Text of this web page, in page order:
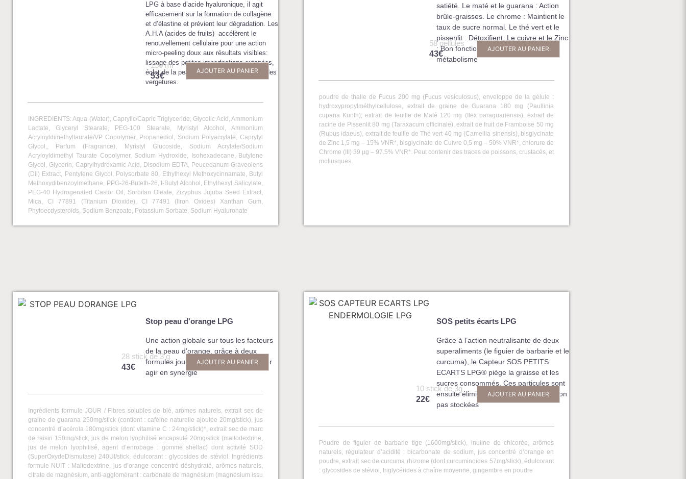
LPG à base d’acide hyaluronique, il agit
efficacement sur la formation de collagène
et d’élastine et prévient leur dégradation. Les
A.H.A (acides de fruits) accélèrent le
renouvellement cellulaire pour une action
micro-peeling doux aux résultats visibles:
lissage des petites imperfections cutanées,
éclat de la peau, prévention et réduction des
vergetures.
150 ml
53€
AJOUTER AU PANIER
INGREDIENTS: Aqua (Water), Caprylic/Capric Triglyceride, Glycolic Acid, Ammonium
Lactate, Glyceryl Stearate, PEG-100 Stearate, Myristyl Alcohol, Ammonium
Acryloyldimethyltaurate/VP Copolymer, Propanediol, Sodium Polyacrylate, Caprylyl
Glycol,, Parfum (Fragrance), Myristyl Glucoside, Sodium Acrylate/Sodium
Acryloyldimethyl Taurate Copolymer, Sodium Hydroxide, Isohexadecane, Butylene
Glycol, Glycerin, Caprylhydroxamic Acid, Disodium EDTA, Peucedanum Graveolens
(Dil) Extract, Pentylene Glycol, Polysorbate 80, Ethylhexyl Methoxycinnamate, Butyl
Methoxydibenzoylmethane, PPG-26-Buteth-26, t-Butyl Alcohol, Ethylhexyl Salicylate,
PEG-40 Hydrogenated Castor Oil, Sorbitan Oleate, Zizyphus Jujuba Seed Extract,
Mica, CI 77891 (Titanium Dioxide), CI 77491 (lIron Oxides) Xanthan Gum,
Phytoecdysteroids, Sodium Benzoate, Potassium Sorbate, Sodium Hyaluronate
satiété. Le maté et le guarana : Action
brûle-graisses. Le chrome : Maintient le
taux de sucre normal. Le thé vert et le
pissenlit : Détoxifient. Le cuivre et le Zinc
: Bon fonctionnement de notre
métabolisme
58 gellules
43€
AJOUTER AU PANIER
poudre de thalle de Fucus 200 mg (Fucus vesiculosus), enveloppe de la gélule :
hydroxypropylméthylcellulose, extrait de graine de Guarana 180 mg (Paullinia
cupana Kunth); extrait de feuille de Maté 120 mg (Ilex paraguariensis), extrait de
racine de Pissenlit 80 mg (Taraxacum officinale), extrait de fruit de Framboise 50 mg
(Rubus idaeus), extrait de feuille de Thé vert 40 mg (Camellia sinensis), bisglycinate
de Zinc 1,5 mg – 15% VNR*, bisglycinate de Cuivre 0,5 mg – 50% VNR*, chlorure de
Chrome (III) 39 µg – 97.5% VNR*. Peut contenir des traces de poissons, crustacés, et
mollusques.
Stop peau d'orange LPG
Une action globale sur tous les facteurs
de la peau d’orange, grâce à deux
formules jour et nuit, développées pour
agir en synergie
28 stick de 3 g
43€
AJOUTER AU PANIER
Ingrédients formule JOUR / Fibres solubles de blé, arômes naturels, extrait sec de
graine de guarana 250mg/stick (contient : caféine naturelle ajoutée 20mg/stick), jus
concentré d’acérola 180mg/stick (dont vitamine C : 24mg/stick)*, extrait sec de marc
de raisin 150mg/stick, jus de melon lyophilisé encapsulé 20mg/stick (maltodextrine,
jus de melon lyophilisé, agent d’enrobage : gomme shellac) dont activité SOD
(SuperOxydeDismutase) 240UI/stick, édulcorant : glycosides de stéviol. Ingrédients
formule NUIT : Maltodextrine, jus d’orange concentré déshydraté, arômes naturels,
citrate de magnésium, anti-agglomérant : carbonate de magnésium (magnésium issu
SOS petits écarts LPG
Grâce à l’action neutralisante de deux
superaliments (le figuier de barbarie et le
curcuma), le Capteur SOS PETITS
ECARTS LPG® piège la graisse et les
sucres consommés. Ces particules sont
ensuite éliminées par l’organisme et non
pas stockées
10 stick de 3g
22€
AJOUTER AU PANIER
Poudre de figuier de barbarie tige (1600mg/stick), inuline de chicorée, arômes
naturels, régulateur d’acidité : bicarbonate de sodium, jus concentré d’orange en
poudre, extrait sec de curcuma rhizome (dont curcuminoïdes 57mg/stick), édulcorant
: glycosides de stéviol, triglycérides à chaîne moyenne, gingembre en poudre